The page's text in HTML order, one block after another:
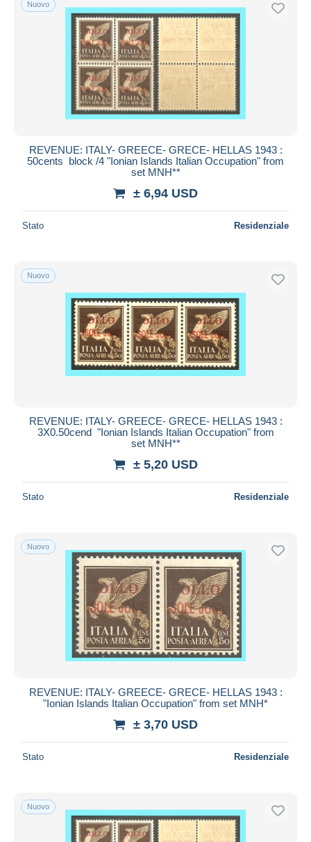
Spedizione gratuita
Metodi di pagamento
PayPal
Bonifico bancario
Visa
Mastercard
iDeal
Residenza del venditore
Aggiorna
Nuovo
REVENUE: ITALY- GREECE- GRECE- HELLAS 1943 :
50cents block /4 "Ionian Islands Italian Occupation" from
set MNH**
± 6,94 USD
Stato Residenziale
Nuovo
REVENUE: ITALY- GREECE- GRECE- HELLAS 1943 :
3X0.50cend "Ionian Islands Italian Occupation" from
set MNH**
± 5,20 USD
Stato Residenziale
Nuovo
REVENUE: ITALY- GREECE- GRECE- HELLAS 1943 :
"Ionian Islands Italian Occupation" from set MNH*
± 3,70 USD
Stato Residenziale
Nuovo